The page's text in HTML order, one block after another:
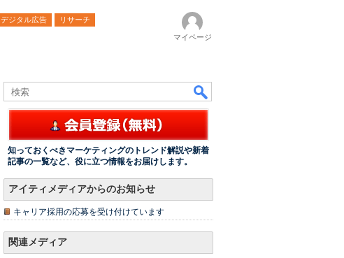
デジタル広告
リサーチ
マイページ
知っておくべきマーケティングのトレンド解説や新着
記事の一覧など、役に立つ情報をお届けします。
アイティメディアからのお知らせ
キャリア採用の応募を受け付けています
関連メディア